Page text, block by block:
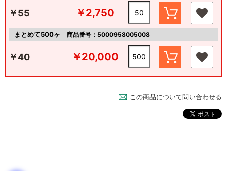
￥55 ￥2,750
まとめて500ヶ 商品番号：5000958005008
￥40 ￥20,000
この商品について問い合わせる